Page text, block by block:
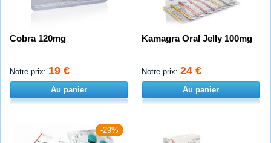
Cobra 120mg
Notre prix: 19 €
Au panier
Kamagra Oral Jelly 100mg
Notre prix: 24 €
Au panier
-29%